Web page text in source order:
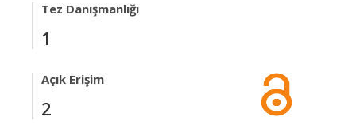
Tez Danışmanlığı
1
Açık Erişim
2